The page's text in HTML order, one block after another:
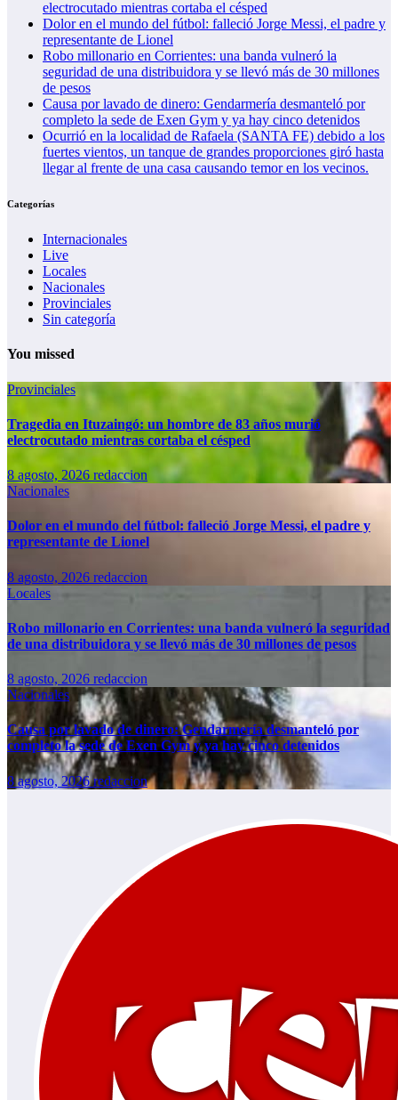
electrocutado mientras cortaba el césped
Dolor en el mundo del fútbol: falleció Jorge Messi, el padre y
representante de Lionel
Robo millonario en Corrientes: una banda vulneró la
seguridad de una distribuidora y se llevó más de 30 millones
de pesos
Causa por lavado de dinero: Gendarmería desmanteló por
completo la sede de Exen Gym y ya hay cinco detenidos
Ocurrió en la localidad de Rafaela (SANTA FE) debido a los
fuertes vientos, un tanque de grandes proporciones giró hasta
llegar al frente de una casa causando temor en los vecinos.
Categorías
Internacionales
Live
Locales
Nacionales
Provinciales
Sin categoría
You missed
Provinciales
Tragedia en Ituzaingó: un hombre de 83 años murió
electrocutado mientras cortaba el césped
8 agosto, 2026redaccion
Nacionales
Dolor en el mundo del fútbol: falleció Jorge Messi, el padre y
representante de Lionel
8 agosto, 2026 redaccion
Locales
Robo millonario en Corrientes: una banda vulneró la seguridad
de una distribuidora y se llevó más de 30 millones de pesos
8 agosto, 2026 redaccion
Nacionales
Causa por lavado de dinero: Gendarmería desmanteló por
completo la sede de Exen Gym y ya hay cinco detenidos
8 agosto, 2026redaccion